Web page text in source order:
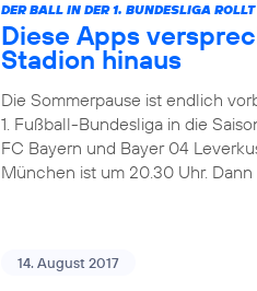
DER BALL IN DER 1. BUNDESLIGA
Diese Apps
Stadion hinaus
Die Sommerpause ist endlich
1. Fußball-Bundesliga in die
FC Bayern und Bayer 04
München ist um 20.30 Uhr.
14. August 2017